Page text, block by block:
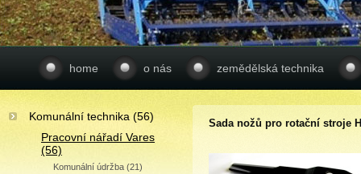
home o nás zemědělská technika
Sada nožů pro rotační stroje
Komunální technika (56)
Pracovní nářadí Vares
(56)
Komunální údržba (21)